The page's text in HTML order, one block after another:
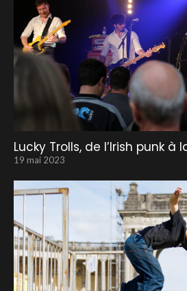
Lucky Trolls, de l’Irish punk à
19 mai 2023